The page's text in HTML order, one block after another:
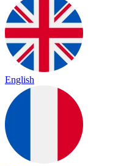
English